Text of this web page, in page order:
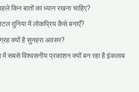
किन बातों का ध्यान रखना चाहिए?
दुनिया में लोकप्रिय कैसे बनाएँ?
क्यों है सुनहरा अवसर?
में सबसे विश्वसनीय प्रकाशन क्यों बन रहा है इंकलाब